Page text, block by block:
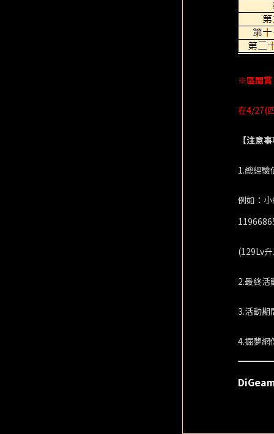
※區間賞
在4/27(
【注意
1.總經驗
例如：
(129Lv
2.最終活
3.活動期
4.掘夢網